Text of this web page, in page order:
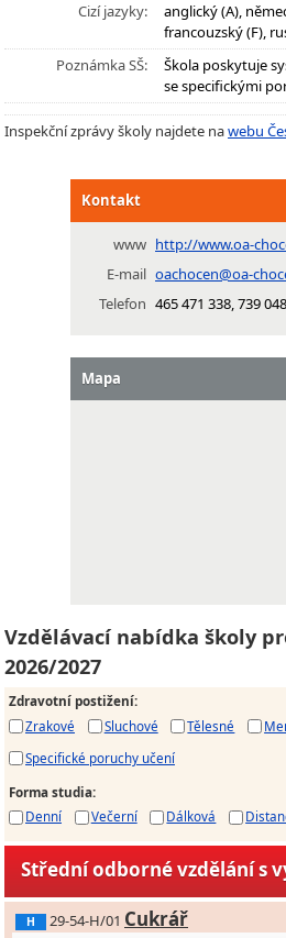
Cizí jazyky:
anglický (A),
francouzský (F),
Poznámka SŠ:
Škola poskytuje
se specifickými
Inspekční zprávy školy najdete nawebu
Kontakt
www http://www.oa-
E-mail oachocen@oa-
Telefon 465 471 338, 739
Mapa
Vzdělávací nabídka školy
2026/2027
Zdravotní postižení:
Zrakové
Sluchové Tělesné
Specifické poruchy učení
Forma studia:
Denní
Večerní Dálková
Střední odborné vzdělání s
H 29-54-H/01 Cukrář